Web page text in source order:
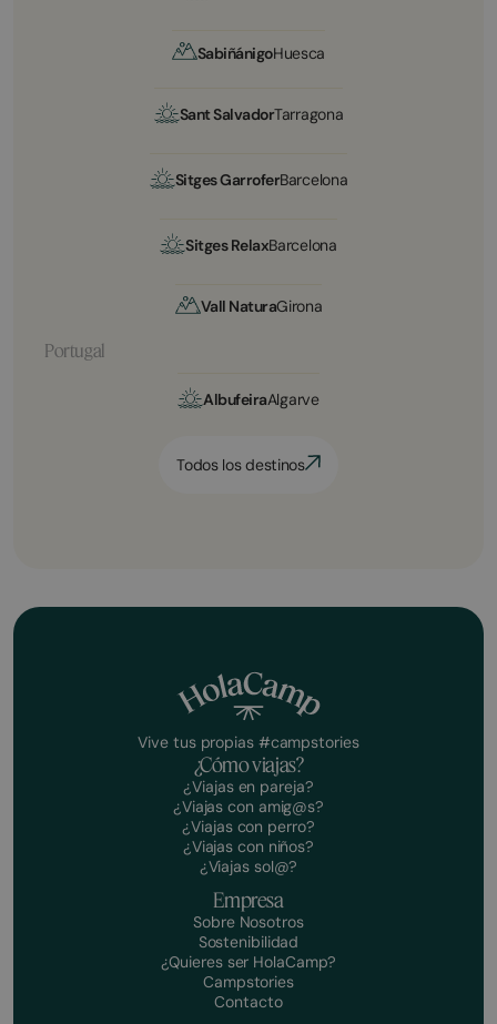
SabiñánigoHuesca
Sant SalvadorTarragona
Sitges GarroferBarcelona
Sitges RelaxBarcelona
Vall NaturaGirona
Portugal
AlbufeiraAlgarve
Todos los destinos
Vive tus propias #campstories
¿Cómo viajas?
¿Viajas en pareja?
¿Viajas con amig@s?
¿Viajas con perro?
¿Viajas con niños?
¿Viajas sol@?
Empresa
Sobre Nosotros
Sostenibilidad
¿Quieres ser HolaCamp?
Campstories
Contacto